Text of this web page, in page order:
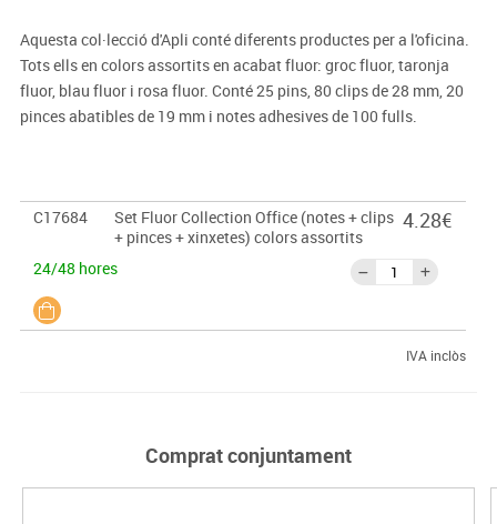
Aquesta col·lecció d'Apli conté diferents productes per a l'oficina.
Tots ells en colors assortits en acabat fluor: groc fluor, taronja
fluor, blau fluor i rosa fluor. Conté 25 pins, 80 clips de 28 mm, 20
pinces abatibles de 19 mm i notes adhesives de 100 fulls.
C17684
Set Fluor Collection Office (notes + clips
+ pinces + xinxetes) colors assortits
24/48 hores
4.28€
IVA inclòs
Comprat conjuntament